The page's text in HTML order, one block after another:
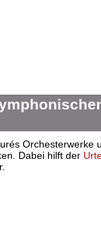
Orchesterwerke
Dabei hilft der